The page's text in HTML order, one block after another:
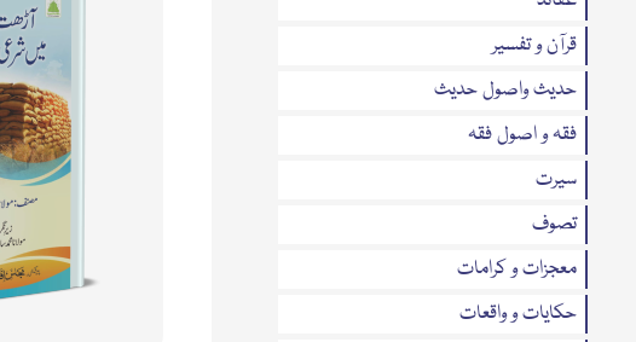
قرآن و تفسیر
حدیث واصول حدیث
فقہ و اصول فقہ
سیرت
تصوف
معجزات و کرامات
حکایات و واقعات